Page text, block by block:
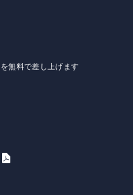
無料で差し上げます